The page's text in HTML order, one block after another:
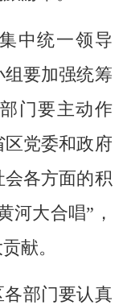
中统一领导
要加强统筹
门要主动作
党委和政府
各方面的积
河大合唱”，
献。
部门要认真